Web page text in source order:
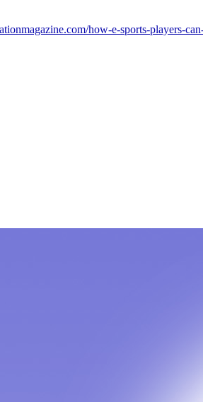
how-e-sports-players-